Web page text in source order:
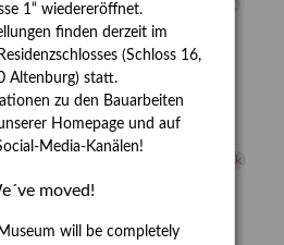
Gerhard Kurt Müller
Mythologie
Heinrich Kirchhoff Heldinnen
Jahresempfang
Kunst
Kunst von Kühl
Lehmbruck
Marstall
Napoleon Natur
Neue Remise
1“ wiedereröffnet.
finden derzeit im
(Schloss 16,
Altenburg) statt.
zu den Bauarbeiten
Homepage und auf
Media-Kanälen!
moved!
will be completely